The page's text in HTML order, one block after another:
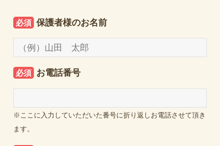
必須 保護者様のお名前
必須 お電話番号
※ここに入力していただいた番号に折り返しお電話させて頂き
ます。